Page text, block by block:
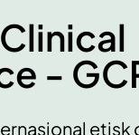
-
etisk